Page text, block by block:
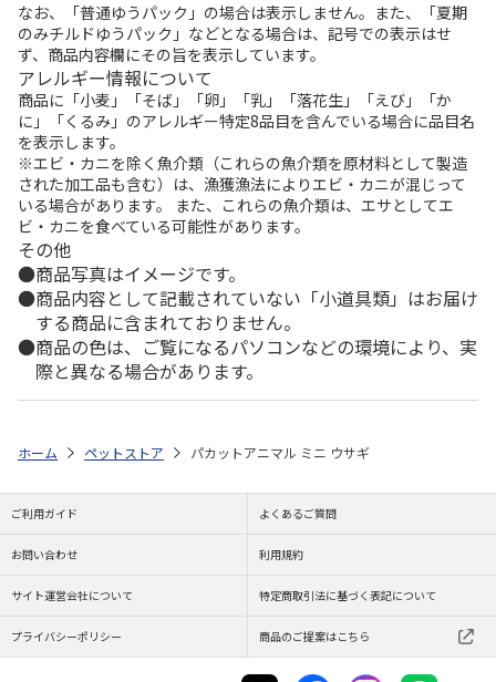
なお、「普通ゆうパック」の場合は表示しません。また、「夏期
のみチルドゆうパック」などとなる場合は、記号での表示はせ
ず、商品内容欄にその旨を表示しています。
アレルギー情報について
商品に「小麦」「そば」「卵」「乳」「落花生」「えび」「か
に」「くるみ」のアレルギー特定8品目を含んでいる場合に品目名
を表示します。
※エビ・カニを除く魚介類（これらの魚介類を原材料として製造
された加工品も含む）は、漁獲漁法によりエビ・カニが混じって
いる場合があります。 また、これらの魚介類は、エサとしてエ
ビ・カニを食べている可能性があります。
その他
商品写真はイメージです。
商品内容として記載されていない「小道具類」はお届け
する商品に含まれておりません。
商品の色は、ご覧になるパソコンなどの環境により、実
際と異なる場合があります。
ホーム ペットストア パカットアニマル ミニ ウサギ
ご利用ガイド よくあるご質問
お問い合わせ 利用規約
サイト運営会社について 特定商取引法に基づく表記について
プライバシーポリシー 商品のご提案はこちら